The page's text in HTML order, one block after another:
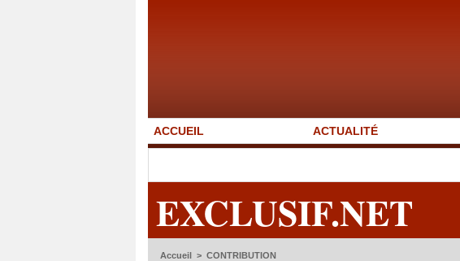
ACCUEIL ACTUALITÉ
EXCLUSIF.NET
Accueil > CONTRIBUTION